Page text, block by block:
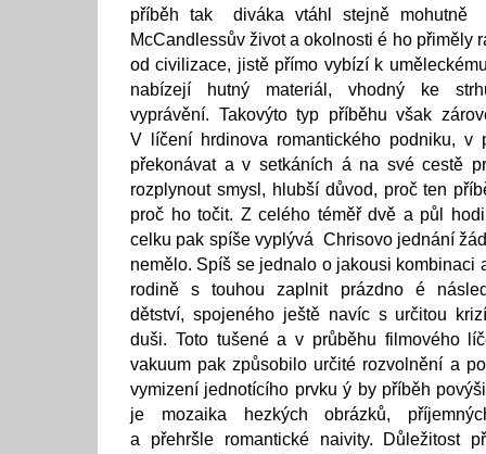
příběh tak diváka vtáhl stejně mohutně
McCandlessův život a okolnosti é ho přiměly
od civilizace, jistě přímo vybízí k
nabízejí hutný materiál, vhodný ke
vyprávění. Takovýto typ příběhu však
V líčení hrdinova romantického podniku, v
překonávat a v setkáních á na své cestě
rozplynout smysl, hlubší důvod, proč ten
proč ho točit. Z celého téměř dvě a půl
celku pak spíše vyplývá Chrisovo jednání
nemělo. Spíš se jednalo o jakousi kombinaci
rodině s touhou zaplnit prázdno é
dětství, spojeného ještě navíc s určitou
duši. Toto tušené a v průběhu filmového
vakuum pak způsobilo určité rozvolnění a
vymizení jednotícího prvku ý by příběh
je mozaika hezkých obrázků,
a přehršle romantické naivity. Důležitost